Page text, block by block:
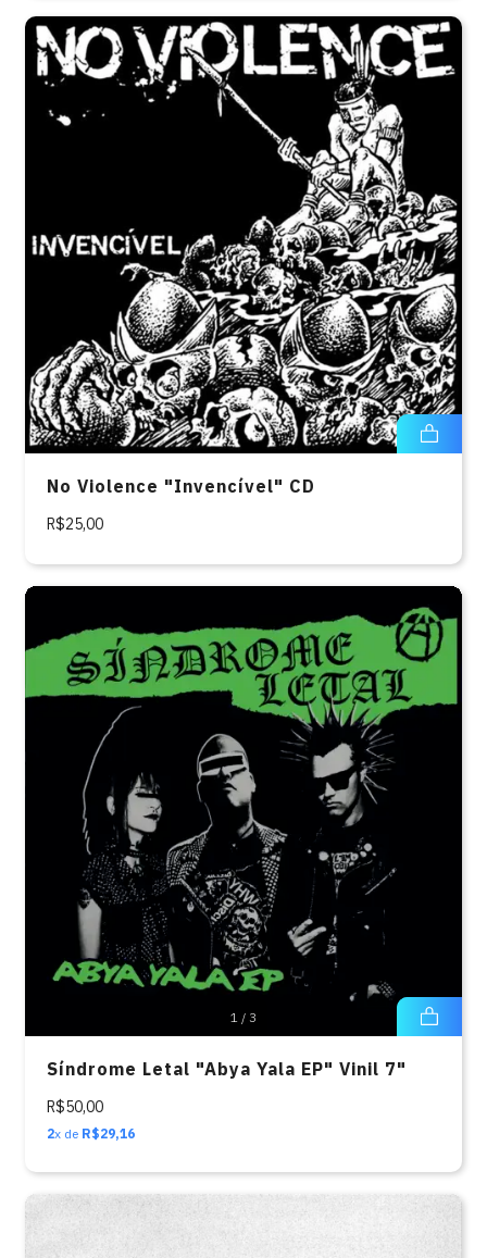
No Violence "Invencível" CD
R$25,00
1 / 3
Síndrome Letal "Abya Yala EP" Vinil 7"
R$50,00
2x de R$29,16